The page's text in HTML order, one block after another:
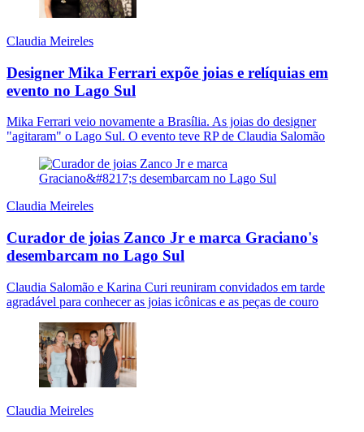
Claudia Meireles
Designer Mika Ferrari expõe joias e relíquias em
evento no Lago Sul
Mika Ferrari veio novamente a Brasília. As joias do designer
"agitaram" o Lago Sul. O evento teve RP de Claudia Salomão
Claudia Meireles
Curador de joias Zanco Jr e marca Graciano's
desembarcam no Lago Sul
Claudia Salomão e Karina Curi reuniram convidados em tarde
agradável para conhecer as joias icônicas e as peças de couro
Claudia Meireles